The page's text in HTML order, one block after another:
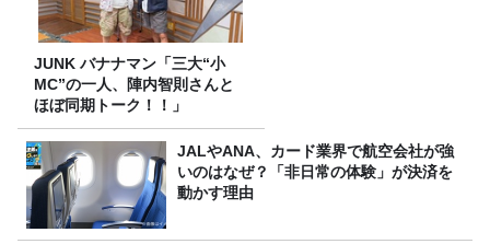
JUNK バナナマン「三大“小
MC”の一人、陣内智則さんと
ほぼ同期トーク！！」
JALやANA、カード業界で航空会社が強
いのはなぜ？「非日常の体験」が決済を
動かす理由